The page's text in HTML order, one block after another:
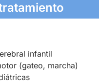
infantil
(gateo, marcha)